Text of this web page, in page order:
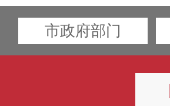
市政府部门